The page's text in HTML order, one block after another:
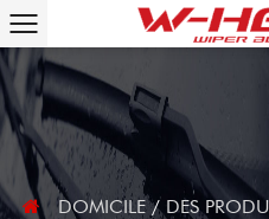
DOMICILE/ DES